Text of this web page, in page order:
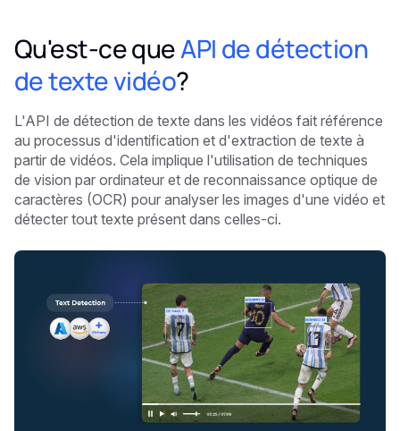
Qu'est-ce queAPI de détection
de texte vidéo?
L'API de détection de texte dans les vidéos fait référence
au processus d'identification et d'extraction de texte à
partir de vidéos. Cela implique l'utilisation de techniques
de vision par ordinateur et de reconnaissance optique de
caractères (OCR) pour analyser les images d'une vidéo et
détecter tout texte présent dans celles-ci.